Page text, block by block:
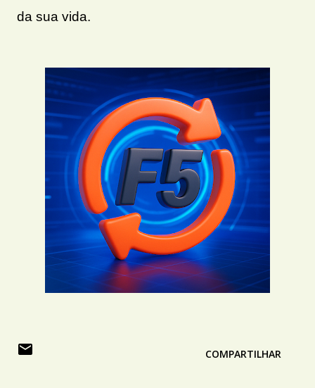
da sua vida.
COMPARTILHAR